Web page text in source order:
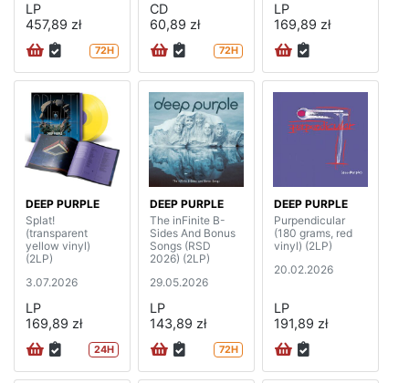
LP
457,89 zł
72H
CD
60,89 zł
72H
LP
169,89 zł
DEEP PURPLE
Splat!
(transparent
yellow vinyl)
(2LP)
3.07.2026
LP
169,89 zł
24H
DEEP PURPLE
The inFinite B-
Sides And Bonus
Songs (RSD
2026) (2LP)
29.05.2026
LP
143,89 zł
72H
DEEP PURPLE
Purpendicular
(180 grams, red
vinyl) (2LP)
20.02.2026
LP
191,89 zł